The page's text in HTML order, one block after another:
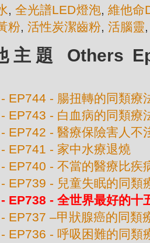
,全光譜LED燈泡, 維他命
粉, 活性炭潔齒粉, 活腦靈
主題 Others
- EP744 - 腸扭轉的同類療
- EP743 - 白血病的同類療
- EP742 - 醫療保險害人不
- EP741 - 家中水療退燒
- EP740 - 不當的醫療比疾
- EP739 - 兒童失眠的同類
- EP738 - 全世界最好的十
- EP737 –甲狀腺癌的同類
- EP736 - 呼吸困難的同類